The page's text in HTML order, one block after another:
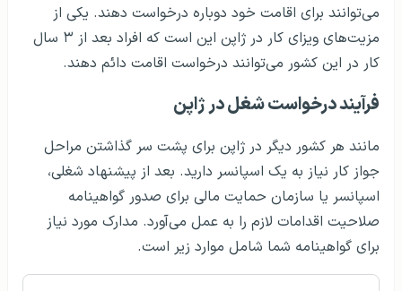
می‌توانند برای اقامت خود دوباره درخواست دهند. یکی از
مزیت‌های ویزای کار در ژاپن این است که افراد بعد از ۳ سال
کار در این کشور می‌توانند درخواست اقامت دائم دهند.
فرآیند درخواست شغل در ژاپن
مانند هر کشور دیگر در ژاپن برای پشت سر گذاشتن مراحل
جواز کار نیاز به یک اسپانسر دارید. بعد از پیشنهاد شغلی،
اسپانسر یا سازمان حمایت مالی برای صدور گواهینامه
صلاحیت اقدامات لازم را به عمل می‌آورد. مدارک مورد نیاز
برای گواهینامه شما شامل موارد زیر است.